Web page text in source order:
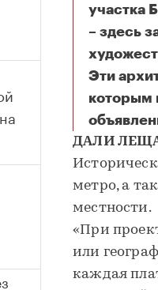
участка
– здесь
Эти
которым
ДАЛИ
метро, а
местности.
«При
или
каждая